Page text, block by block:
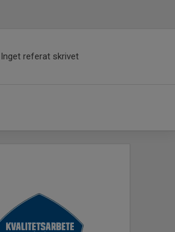
Inget referat skrivet